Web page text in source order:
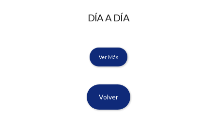
DÍA A DÍA
Ver Más
Volver